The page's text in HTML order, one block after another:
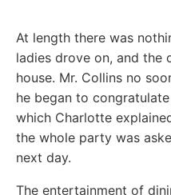
At length there was
ladies drove on, and the
house. Mr. Collins no
he began to
which Charlotte
the whole party was
next day.
The entertainment of